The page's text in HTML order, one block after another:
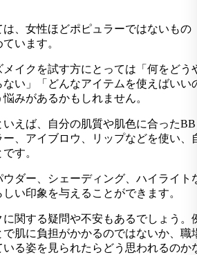
は、女性ほどポピュラーではないもの
います。
メイクを試す方にとっては「何をどう
い」「どんなアイテムを使えばいい
みがあるかもしれません。
いえば、自分の肌質や肌色に合ったBB
、アイブロウ、リップなどを使い、
す。
ダー、シェーディング、ハイライト
い印象を与えることができます。
関する疑問や不安もあるでしょう。
で肌に負担がかかるのではないか、職
る姿を見られたらどう思われるのか